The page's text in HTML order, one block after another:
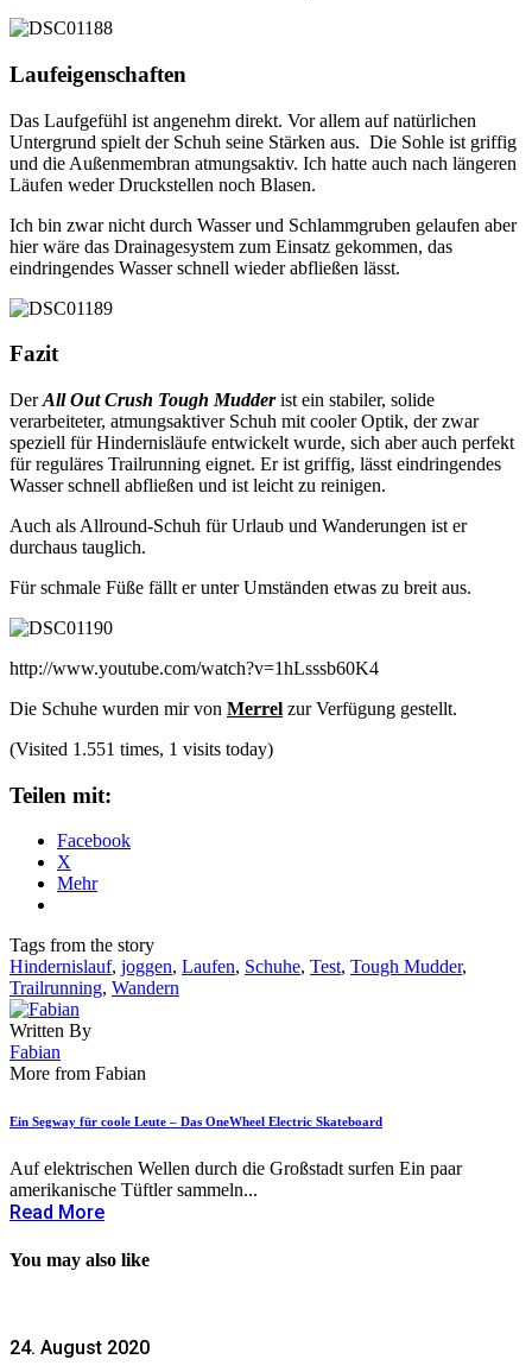
Laufeigenschaften
Das Laufgefühl ist angenehm direkt. Vor allem auf natürlichen
Untergrund spielt der Schuh seine Stärken aus. Die Sohle ist griffig
und die Außenmembran atmungsaktiv. Ich hatte auch nach längeren
Läufen weder Druckstellen noch Blasen.
Ich bin zwar nicht durch Wasser und Schlammgruben gelaufen aber
hier wäre das Drainagesystem zum Einsatz gekommen, das
eindringendes Wasser schnell wieder abfließen lässt.
Fazit
DerAll Out Crush Tough Mudderist ein stabiler, solide
verarbeiteter, atmungsaktiver Schuh mit cooler Optik, der zwar
speziell für Hindernisläufe entwickelt wurde, sich aber auch perfekt
für reguläres Trailrunning eignet. Er ist griffig, lässt eindringendes
Wasser schnell abfließen und ist leicht zu reinigen.
Auch als Allround-Schuh für Urlaub und Wanderungen ist er
durchaus tauglich.
Für schmale Füße fällt er unter Umständen etwas zu breit aus.
http://www.youtube.com/watch?v=1hLsssb60K4
Die Schuhe wurden mir von Merrel zur Verfügung gestellt.
(Visited 1.551 times, 1 visits today)
Teilen mit:
Facebook
X
Mehr
Tags from the story
Hindernislauf, joggen, Laufen, Schuhe, Test, Tough Mudder,
Trailrunning, Wandern
Written By
Fabian
More from Fabian
Ein Segway für coole Leute – Das OneWheel Electric Skateboard
Auf elektrischen Wellen durch die Großstadt surfen Ein paar
amerikanische Tüftler sammeln...
Read More
You may also like
24. August 2020